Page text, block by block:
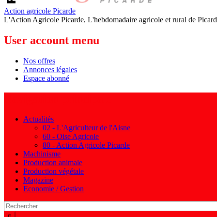
Action agricole Picarde
L'Action Agricole Picarde, L'hebdomadaire agricole et rural de
User account menu
Nos offres
Annonces légales
Espace abonné
Actualités
02 - L'Agriculteur de l'Aisne
60 - Oise Agricole
80 - Action Agricole Picarde
Machinisme
Production animale
Production végétale
Magazine
Economie / Gestion